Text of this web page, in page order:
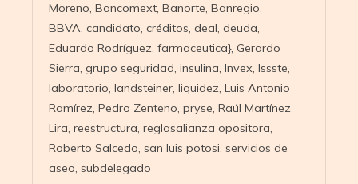
Moreno, Bancomext, Banorte, Banregio,
BBVA, candidato, créditos, deal, deuda,
Eduardo Rodríguez, farmaceutica}, Gerardo
Sierra, grupo seguridad, insulina, Invex, Issste,
laboratorio, landsteiner, liquidez, Luis Antonio
Ramírez, Pedro Zenteno, pryse, Raúl Martínez
Lira, reestructura, reglasalianza opositora,
Roberto Salcedo, san luis potosi, servicios de
aseo, subdelegado